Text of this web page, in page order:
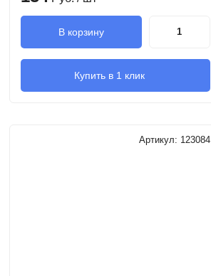
В корзину
Купить в 1 клик
Артикул: 123084